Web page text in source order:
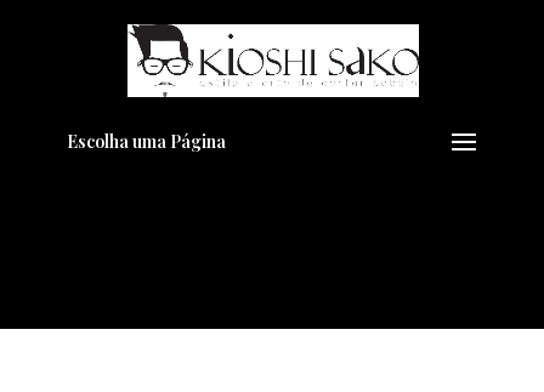
Escolha uma Página
Pensando em transformar seu
Visual??